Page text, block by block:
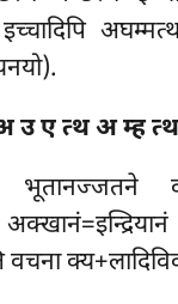
अघम्मत्थ
ए त्थ अ म्ह त्थ